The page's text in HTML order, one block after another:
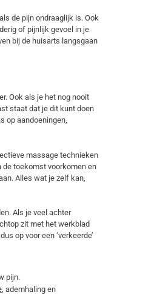
de pijn ondraaglijk is. Ook
of pijnlijk gevoel in je
bij de huisarts langsgaan
Ook als je het nog nooit
staat dat je dit kunt doen
op aandoeningen,
massage technieken
de toekomst voorkomen en
Alles wat je zelf kan,
Als je veel achter
zit met het werkblad
op voor een ‘verkeerde’
pijn.
, ademhaling en